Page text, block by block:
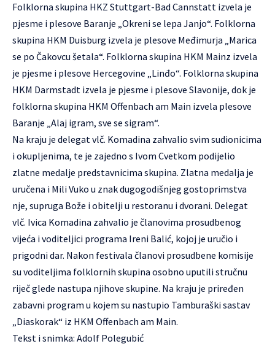
Folklorna skupina HKZ Stuttgart-Bad Cannstatt izvela je
pjesme i plesove Baranje „Okreni se lepa Janjo“. Folklorna
skupina HKM Duisburg izvela je plesove Međimurja „Marica
se po Čakovcu šetala“. Folklorna skupina HKM Mainz izvela
je pjesme i plesove Hercegovine „Linđo“. Folklorna skupina
HKM Darmstadt izvela je pjesme i plesove Slavonije, dok je
folklorna skupina HKM Offenbach am Main izvela plesove
Baranje „Alaj igram, sve se sigram“.
Na kraju je delegat vlč. Komadina zahvalio svim sudionicima
i okupljenima, te je zajedno s Ivom Cvetkom podijelio
zlatne medalje predstavnicima skupina. Zlatna medalja je
uručena i Mili Vuko u znak dugogodišnjeg gostoprimstva
nje, supruga Bože i obitelji u restoranu i dvorani. Delegat
vlč. Ivica Komadina zahvalio je članovima prosudbenog
vijeća i voditeljici programa Ireni Balić, kojoj je uručio i
prigodni dar. Nakon festivala članovi prosudbene komisije
su voditeljima folklornih skupina osobno uputili stručnu
riječ glede nastupa njihove skupine. Na kraju je priređen
zabavni program u kojem su nastupio Tamburaški sastav
„Diaskorak“ iz HKM Offenbach am Main.
Tekst i snimka: Adolf Polegubić